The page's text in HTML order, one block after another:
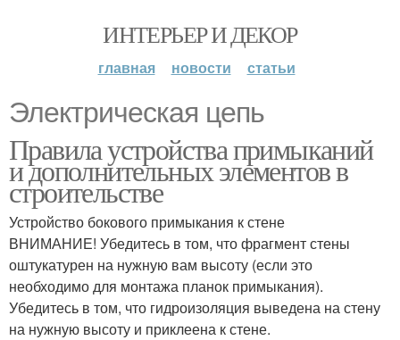
ИНТЕРЬЕР И ДЕКОР
главная новости статьи
Электрическая цепь
Правила устройства примыканий
и дополнительных элементов в
строительстве
Устройство бокового примыкания к стене
ВНИМАНИЕ! Убедитесь в том, что фрагмент стены
оштукатурен на нужную вам высоту (если это
необходимо для монтажа планок примыкания).
Убедитесь в том, что гидроизоляция выведена на стену
на нужную высоту и приклеена к стене.